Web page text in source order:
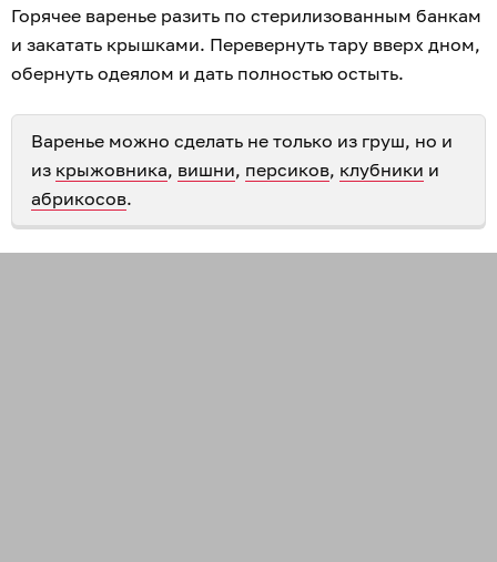
Горячее варенье разить по стерилизованным банкам
и закатать крышками. Перевернуть тару вверх дном,
обернуть одеялом и дать полностью остыть.
Варенье можно сделать не только из груш, но и
из крыжовника, вишни, персиков, клубники и
абрикосов.